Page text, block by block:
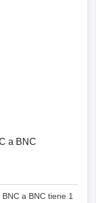
a BNC
a BNC tiene 1